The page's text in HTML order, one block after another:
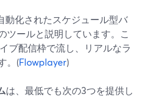
動化されたスケジュール型バ
ツールと説明しています。こ
ブ配信枠で流し、リアルなラ
。(Flowplayer)
は、最低でも次の3つを提供し